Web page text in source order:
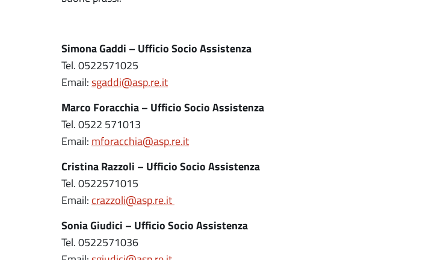
Simona Gaddi – Ufficio Socio Assistenza
Tel. 0522571025
Email: sgaddi@asp.re.it
Marco Foracchia – Ufficio Socio Assistenza
Tel. 0522 571013
Email: mforacchia@asp.re.it
Cristina Razzoli – Ufficio Socio Assistenza
Tel. 0522571015
Email: crazzoli@asp.re.it
Sonia Giudici – Ufficio Socio Assistenza
Tel. 0522571036